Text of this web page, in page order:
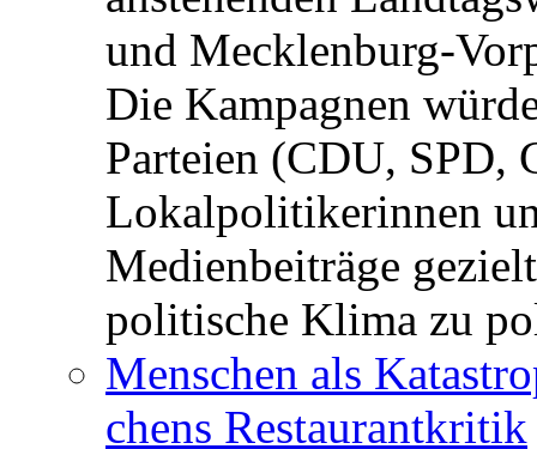
und Mecklenburg-
Die Kampagnen
Parteien (CDU, SPD,
Lokalpolitikerinnen
Medienbeiträge
politische Klima zu
Menschen als
chens Restau­rant­kritik